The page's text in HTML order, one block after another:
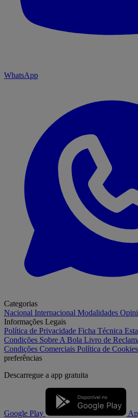
WhatsApp
Categorias
Nacional Internacional Modalidades
Informações Legais
Política de Privacidade Ficha Técnica
Condições Sobre A Bola Livro de
Condições Comerciais Política de Cookies
preferências
Descarregue a app gratuita
Google Play